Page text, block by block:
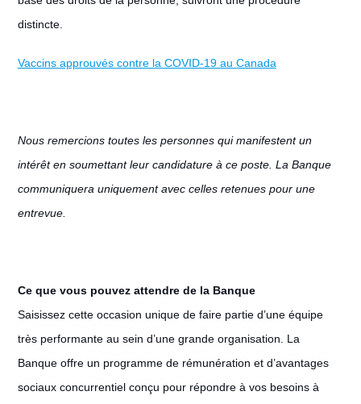
distincte.
Vaccins approuvés contre la COVID-19 au Canada
Nous remercions toutes les personnes qui manifestent un
intérêt en soumettant leur candidature à ce poste. La Banque
communiquera uniquement avec celles retenues pour une
entrevue.
Ce que vous pouvez attendre de la Banque
Saisissez cette occasion unique de faire partie d’une équipe
très performante au sein d’une grande organisation. La
Banque offre un programme de rémunération et d’avantages
sociaux concurrentiel conçu pour répondre à vos besoins à